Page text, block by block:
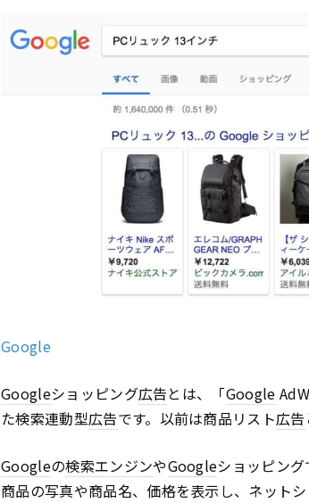
Google
Googleショッピング広告とは、「Google
た検索連動型広告です。以前は商品リスト広告
Googleの検索エンジンやGoogleショッピン
商品の写真や商品名、価格を表示し、ネット